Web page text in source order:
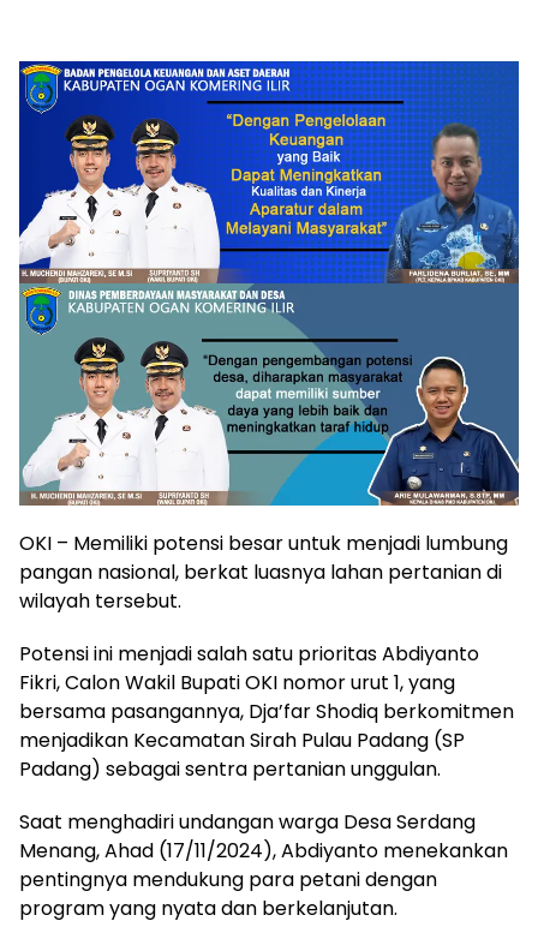
OKI – Memiliki potensi besar untuk menjadi lumbung
pangan nasional, berkat luasnya lahan pertanian di
wilayah tersebut.
Potensi ini menjadi salah satu prioritas Abdiyanto
Fikri, Calon Wakil Bupati OKI nomor urut 1, yang
bersama pasangannya, Dja’far Shodiq berkomitmen
menjadikan Kecamatan Sirah Pulau Padang (SP
Padang) sebagai sentra pertanian unggulan.
Saat menghadiri undangan warga Desa Serdang
Menang, Ahad (17/11/2024), Abdiyanto menekankan
pentingnya mendukung para petani dengan
program yang nyata dan berkelanjutan.